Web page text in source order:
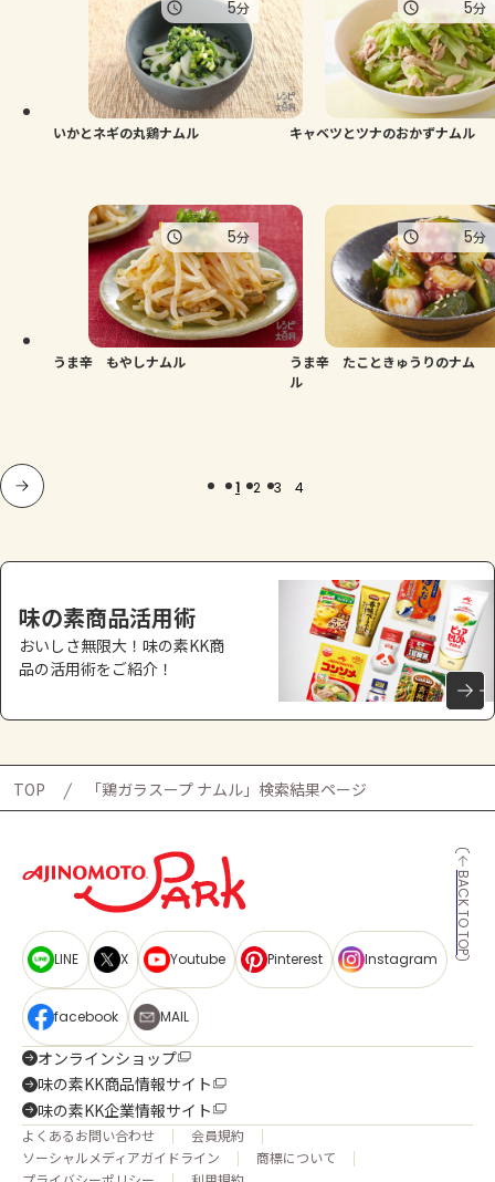
いかとネギの丸鶏ナムル
5分
キャベツとツナのおかずナムル
5分
うま辛 もやしナムル
5分
うま辛 たこときゅうりのナム
ル
5分
1 2 3 4
味の素商品活用術
おいしさ無限大！味の素KK商
品の活用術をご紹介！
TOP 「鶏ガラスープ ナムル」検索結果ページ
BACK TO TOP
LINE X Youtube Pinterest Instagram
facebook MAIL
オンラインショップ
味の素KK商品情報サイト
味の素KK企業情報サイト
よくあるお問い合わせ
会員規約
ソーシャルメディアガイドライン
商標について